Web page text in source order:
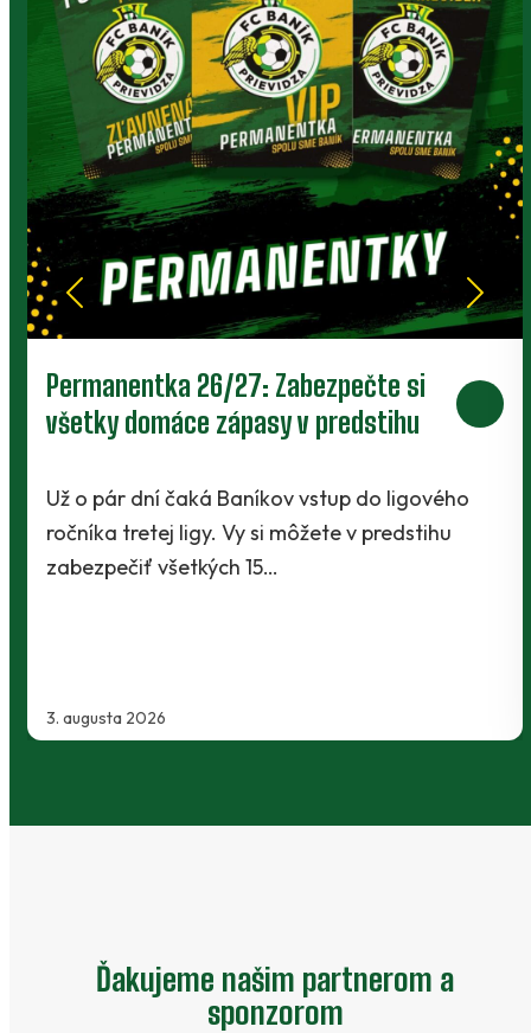
Prievidza postúpila do 2. kola pohára.
V Kanianke rozhodol z penalty v
2. augusta 2026
Baníci vstúpili do ostrej sezóny súbojom 1.
Slovnaft Cupu, keď vycestovali do
Ďakujeme našim partnerom a
sponzorom